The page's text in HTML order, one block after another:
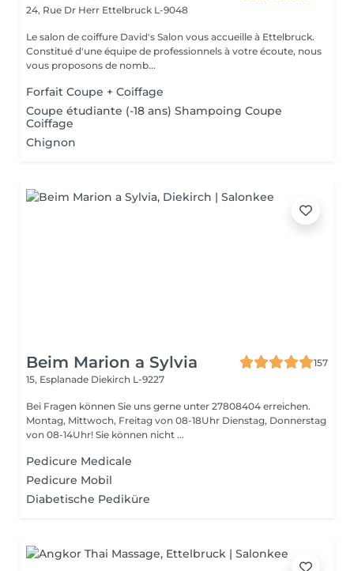
24, Rue Dr Herr Ettelbruck L-9048
Le salon de coiffure David's Salon vous accueille à Ettelbruck.
Constitué d'une équipe de professionnels à votre écoute, nous
vous proposons de nomb...
Forfait Coupe + Coiffage
Coupe étudiante (-18 ans) Shampoing Coupe
Coiffage
Chignon
Beim Marion a Sylvia
157
15, Esplanade Diekirch L-9227
Bei Fragen können Sie uns gerne unter 27808404 erreichen.
Montag, Mittwoch, Freitag von 08-18Uhr Dienstag, Donnerstag
von 08-14Uhr! Sie können nicht ...
Pedicure Medicale
Pedicure Mobil
Diabetische Pediküre